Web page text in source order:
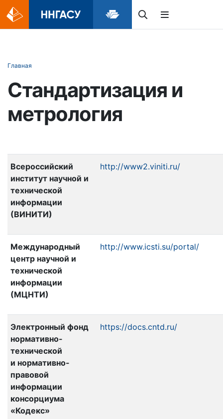
Главная
Стандартизация и
метрология
Всероссийский
институт научной и
технической
информации
(ВИНИТИ)
http://www2.viniti.ru/
Международный
центр научной и
технической
информации
(МЦНТИ)
http://www.icsti.su/portal/
Электронный фонд
нормативно-
технической
и нормативно-
правовой
информации
консорциума
«Кодекс»
https://docs.cntd.ru/